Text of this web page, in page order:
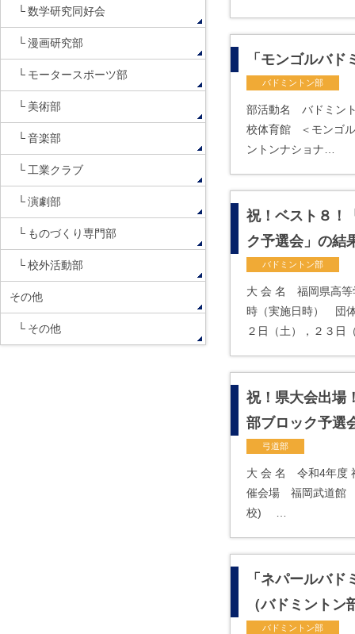
「モンゴルバ
バドミントン部
部活動名 バドミン
校体育館 ＜モンゴ
ントンナショナ…
祝！ベスト８！
ク予選会」の結
バドミントン部
大 会 名 福岡県高等
時（実施日時） 団
２日（土），２３日
祝！県大会出場
部ブロック予選
弓道部
大 会 名 令和4年度
催会場 福岡武道
校) …
「ネパールバ
（バドミントン
バドミントン部
数学研究同好会
漫画研究部
モータースポーツ部
美術部
音楽部
工業クラブ
演劇部
ものづくり専門部
校外活動部
その他
その他